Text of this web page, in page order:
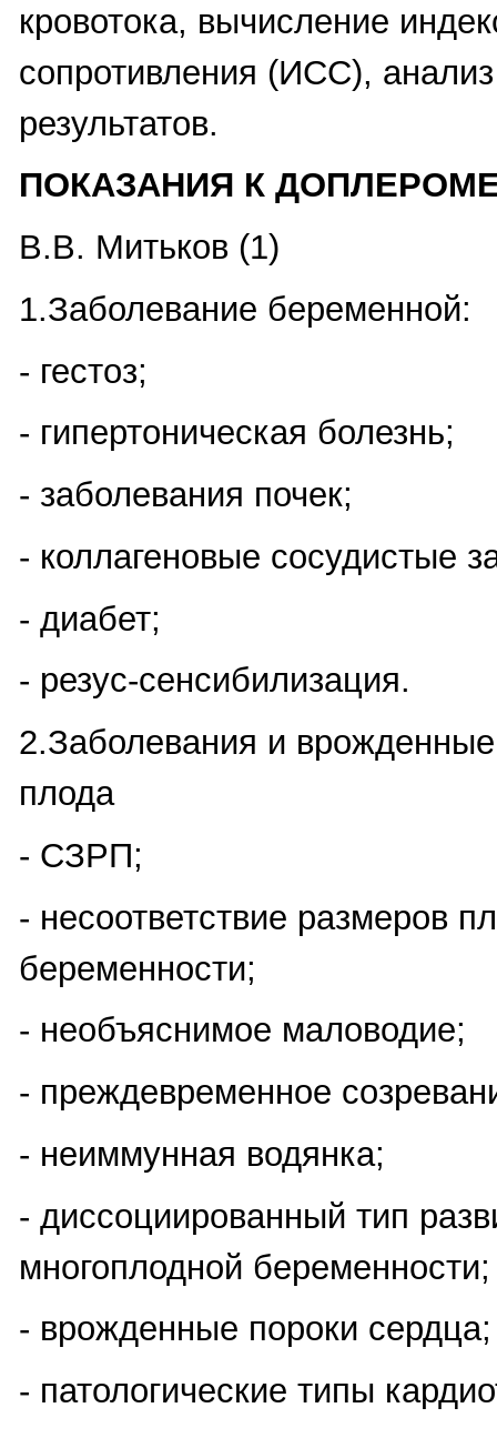
кровотока, вычисление
сопротивления (ИСС),
результатов.
ПОКАЗАНИЯ К
В.В. Митьков (1)
1.Заболевание беременной:
- гестоз;
- гипертоническая болезнь;
- заболевания почек;
- коллагеновые сосудистые
- диабет;
- резус-сенсибилизация.
2.Заболевания и
плода
- СЗРП;
- несоответствие размеров
беременности;
- необъяснимое маловодие;
- преждевременное
- неиммунная водянка;
- диссоциированный тип
многоплодной беременности;
- врожденные пороки сердца;
- патологические типы